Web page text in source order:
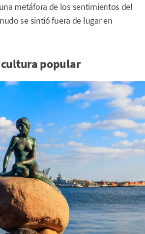
metáfora de los sentimientos del
se sintió fuera de lugar en
popular